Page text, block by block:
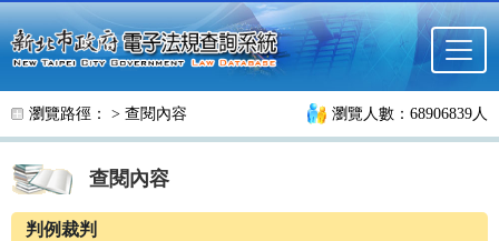
跳至主要內容
瀏覽路徑： > 查閱內容 瀏覽人數：68906839人
查閱內容
判例裁判